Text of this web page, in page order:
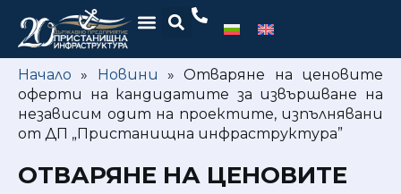
Начало » Новини »Отваряне на ценовите
оферти на кандидатите за извършване на
независим одит на проектите, изпълнявани
от ДП „Пристанищна инфраструктура”
ОТВАРЯНЕ НА ЦЕНОВИТЕ